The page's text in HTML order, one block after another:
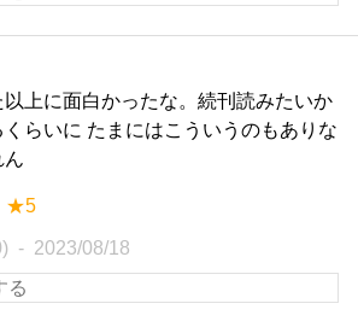
以上に面白かったな。続刊読みたいか
くらいに たまにはこういうのもありな
ん
★5
2023/08/18